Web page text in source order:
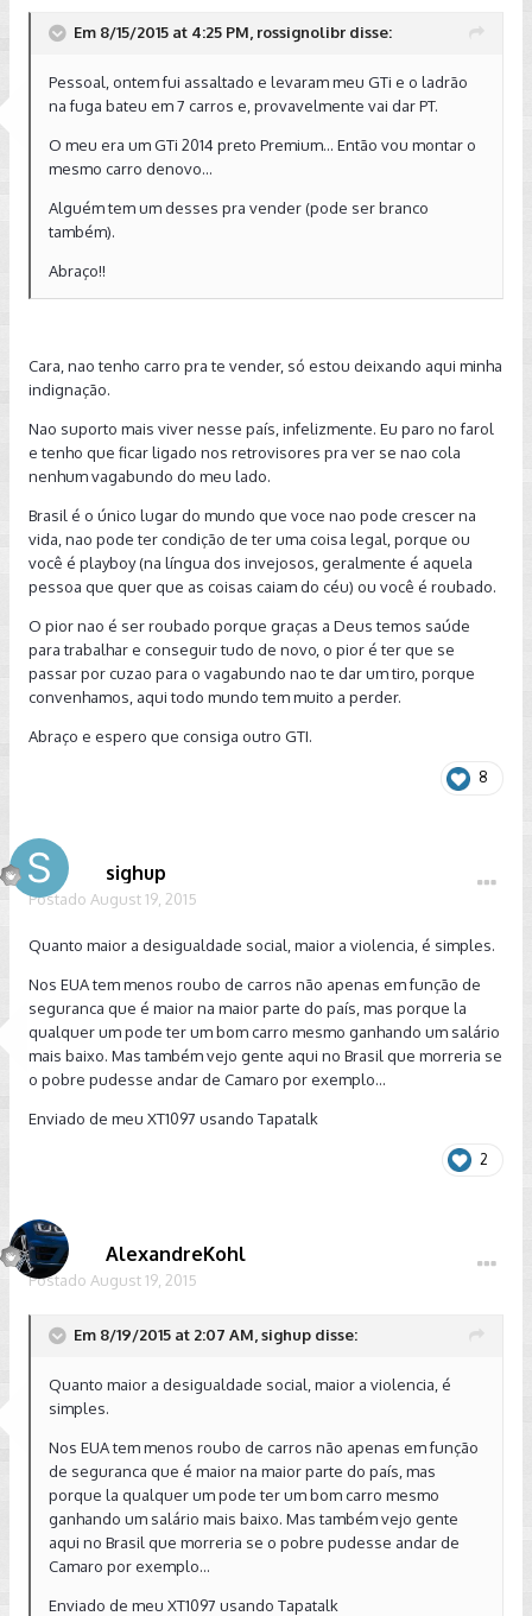
Em 8/15/2015 at 4:25 PM, rossignolibr disse:
Pessoal, ontem fui assaltado e levaram meu GTi e o ladrão
na fuga bateu em 7 carros e, provavelmente vai dar PT.
O meu era um GTi 2014 preto Premium... Então vou montar o
mesmo carro denovo...
Alguém tem um desses pra vender (pode ser branco
também).
Abraço!!
Cara, nao tenho carro pra te vender, só estou deixando aqui minha
indignação.
Nao suporto mais viver nesse país, infelizmente. Eu paro no farol
e tenho que ficar ligado nos retrovisores pra ver se nao cola
nenhum vagabundo do meu lado.
Brasil é o único lugar do mundo que voce nao pode crescer na
vida, nao pode ter condição de ter uma coisa legal, porque ou
você é playboy (na língua dos invejosos, geralmente é aquela
pessoa que quer que as coisas caiam do céu) ou você é roubado.
O pior nao é ser roubado porque graças a Deus temos saúde
para trabalhar e conseguir tudo de novo, o pior é ter que se
passar por cuzao para o vagabundo nao te dar um tiro, porque
convenhamos, aqui todo mundo tem muito a perder.
Abraço e espero que consiga outro GTI.
8
sighup
Postado August 19, 2015
Quanto maior a desigualdade social, maior a violencia, é simples.
Nos EUA tem menos roubo de carros não apenas em função de
seguranca que é maior na maior parte do país, mas porque la
qualquer um pode ter um bom carro mesmo ganhando um salário
mais baixo. Mas também vejo gente aqui no Brasil que morreria se
o pobre pudesse andar de Camaro por exemplo...
Enviado de meu XT1097 usando Tapatalk
2
AlexandreKohl
Postado August 19, 2015
Em 8/19/2015 at 2:07 AM, sighup disse:
Quanto maior a desigualdade social, maior a violencia, é
simples.
Nos EUA tem menos roubo de carros não apenas em função
de seguranca que é maior na maior parte do país, mas
porque la qualquer um pode ter um bom carro mesmo
ganhando um salário mais baixo. Mas também vejo gente
aqui no Brasil que morreria se o pobre pudesse andar de
Camaro por exemplo...
Enviado de meu XT1097 usando Tapatalk